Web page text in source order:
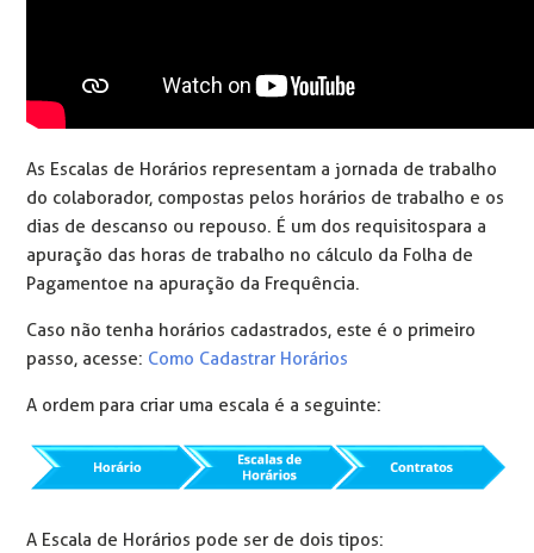
As Escalas de Horários representam a jornada de trabalho
do colaborador, compostas pelos horários de trabalho e os
dias de descanso ou repouso. É um dos requisitos para a
apuração das horas de trabalho no cálculo da Folha de
Pagamento e na apuração da Frequência.
Caso não tenha horários cadastrados, este é o primeiro
passo, acesse: Como Cadastrar Horários
A ordem para criar uma escala é a seguinte:
A Escala de Horários pode ser de dois tipos: